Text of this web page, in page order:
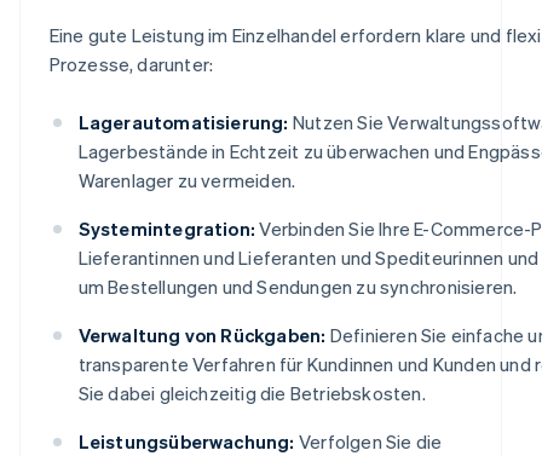
Eine gute Leistung im Einzelhandel erfordern klare und
Prozesse, darunter:
Lagerautomatisierung: Nutzen Sie
Lagerbestände in Echtzeit zu überwachen und
Warenlager zu vermeiden.
Systemintegration: Verbinden Sie Ihre E-Commerce-
Lieferantinnen und Lieferanten und Spediteurinnen
um Bestellungen und Sendungen zu synchronisieren.
Verwaltung von Rückgaben: Definieren Sie einfache
transparente Verfahren für Kundinnen und Kunden und
Sie dabei gleichzeitig die Betriebskosten.
Leistungsüberwachung: Verfolgen Sie die